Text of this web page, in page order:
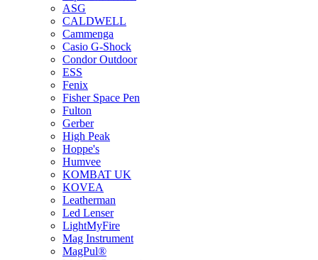
ASG
CALDWELL
Cammenga
Casio G-Shock
Condor Outdoor
ESS
Fenix
Fisher Space Pen
Fulton
Gerber
High Peak
Hoppe's
Humvee
KOMBAT UK
KOVEA
Leatherman
Led Lenser
LightMyFire
Mag Instrument
MagPul®